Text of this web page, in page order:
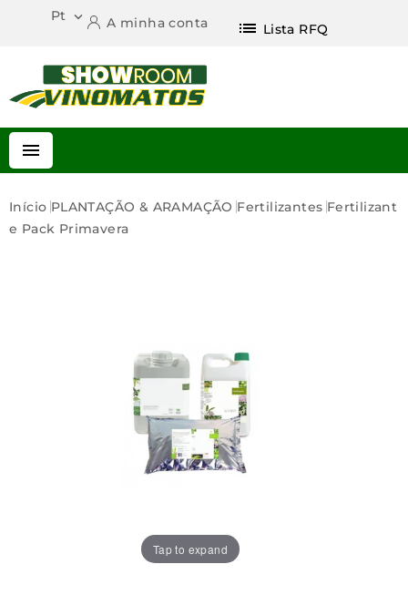
Pt  A minha conta list Lista RFQ

Início PLANTAÇÃO & ARAMAÇÃO Fertilizantes Fertilizant
E Pack Primavera
Tap to expand